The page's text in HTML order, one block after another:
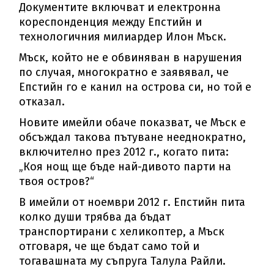
Документите включват и електронна
кореспонденция между Епстийн и
технологичния милиардер Илон Мъск.
Мъск, който не е обвиняван в нарушения
по случая, многократно е заявявал, че
Епстийн го е канил на острова си, но той е
отказал.
Новите имейли обаче показват, че Мъск е
обсъждал такова пътуване нееднократно,
включително през 2012 г., когато пита:
„Коя нощ ще бъде най-дивото парти на
твоя остров?“
В имейли от ноември 2012 г. Епстийн пита
колко души трябва да бъдат
транспортирани с хеликоптер, а Мъск
отговаря, че ще бъдат само той и
тогавашната му съпруга Талула Райли.